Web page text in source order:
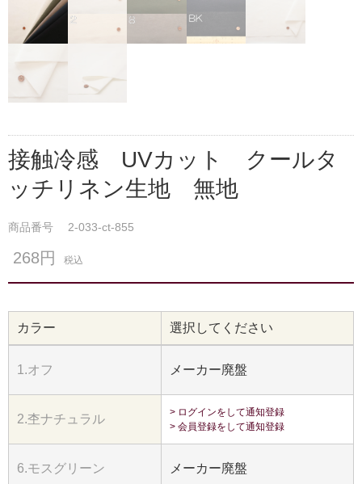
接触冷感 UVカット クールタ
ッチリネン生地 無地
商品番号 2-033-ct-855
268円 税込
カラー 選択してください
1.オフ メーカー廃盤
2.杢ナチュラル
> ログインをして通知登録
> 会員登録をして通知登録
6.モスグリーン メーカー廃盤